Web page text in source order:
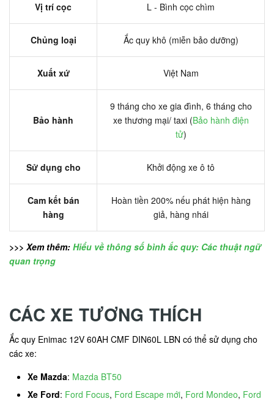
Vị trí cọc L - Bình cọc chìm
Chủng loại Ắc quy khô (miễn bảo dưỡng)
Xuất xứ Việt Nam
Bảo hành
9 tháng cho xe gia đình, 6 tháng cho
xe thương mại/ taxi (Bảo hành điện
tử)
Sử dụng cho Khởi động xe ô tô
Cam kết bán
hàng
Hoàn tiền 200% nếu phát hiện hàng
giả, hàng nhái
>>> Xem thêm: Hiểu về thông số bình ắc quy: Các thuật ngữ
quan trọng
CÁC XE TƯƠNG THÍCH
Ắc quy Enimac 12V 60AH CMF DIN60L LBN có thể sử dụng cho
các xe:
Xe Mazda: Mazda BT50
Xe Ford: Ford Focus, Ford Escape mới, Ford Mondeo, Ford